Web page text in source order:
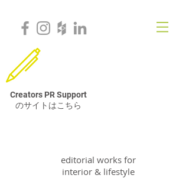
Creators PR Support
のサイトはこちら
editorial works for
interior & lifestyle